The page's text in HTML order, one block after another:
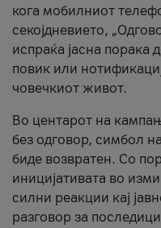
кога мобилниот
секојдневието,
испраќа јасна порака
повик или
човечкиот живот.
Во центарот на
без одговор, симбол
биде возвратен. Со
иницијативата во
силни реакции кај
разговор за